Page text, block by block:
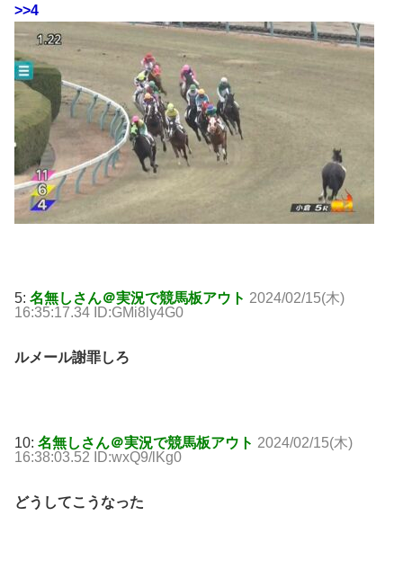
>>4
5: 名無しさん＠実況で競馬板アウト 2024/02/15(木)
16:35:17.34 ID:GMi8ly4G0
ルメール謝罪しろ
10: 名無しさん＠実況で競馬板アウト 2024/02/15(木)
16:38:03.52 ID:wxQ9/lKg0
どうしてこうなった